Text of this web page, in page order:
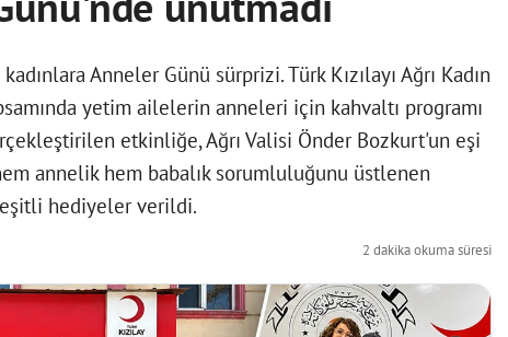
Anneler Günü sürprizi. Türk Kızılayı Ağrı Kadın
yetim ailelerin anneleri için kahvaltı programı
etkinliğe, Ağrı Valisi Önder Bozkurt'un eşi
annelik hem babalık sorumluluğunu üstlenen
hediyeler verildi.
2 dakika okuma süresi